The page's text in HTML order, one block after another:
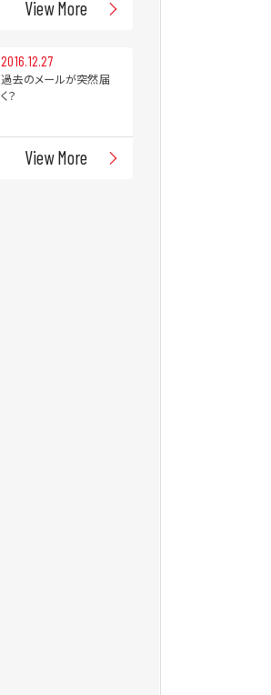
View More
2016.12.27
過去のメールが突然届
く？
View More